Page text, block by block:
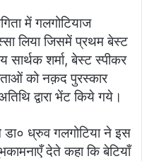
में गलगोटियाज
लिया जिसमें प्रथम बेस्ट
सार्थक शर्मा, बेस्ट स्पीकर
को नक़द पुरस्कार
द्वारा भेंट किये गये।
डा० ध्रुव गलगोटिया ने इस
देते कहा कि बेटियाँ